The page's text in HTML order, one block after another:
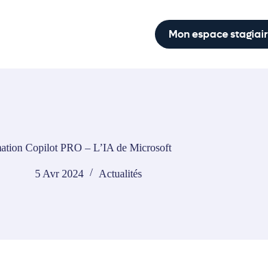
Mon espace
Copilot PRO – L’IA de Microsoft
5 Avr 2024 Actualités